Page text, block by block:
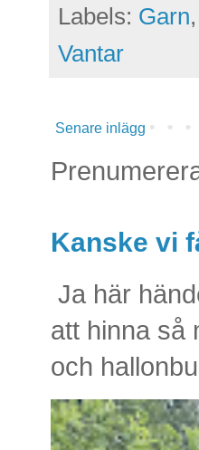
Labels: Garn,
Vantar
Senare inlägg
Kanske vi
Ja här
att hinna så
och